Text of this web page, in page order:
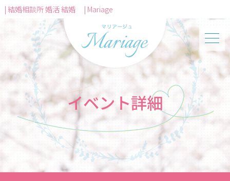
| 結婚相談所 婚活 結婚 | Mariage
イベント詳細